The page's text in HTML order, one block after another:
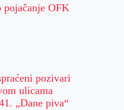
pojačanje OFK
pozivari
ulicama
„Dane piva“